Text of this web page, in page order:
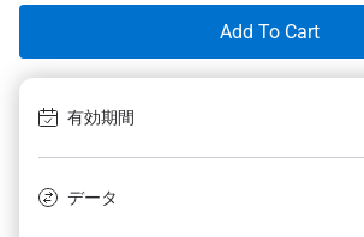
Add To Cart
有効期間
データ